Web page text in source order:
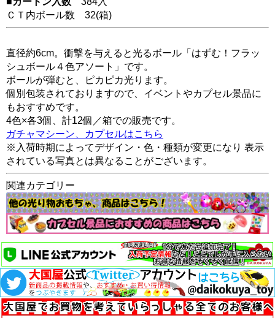
ＣＴ内ボール数 32(箱)
直径約6cm。衝撃を与えると光るボール「はずむ！フラッ
シュボール４色アソート」です。
ボールが弾むと、ピカピカ光ります。
個別包装されておりますので、イベントやカプセル景品に
もおすすめです。
4色×各3個、計12個／箱での販売です。
ガチャマシーン、カプセルはこちら
※入荷時期によってデザイン・色・種類が変更になり 表示
されている写真とは異なることがございます。
関連カテゴリー